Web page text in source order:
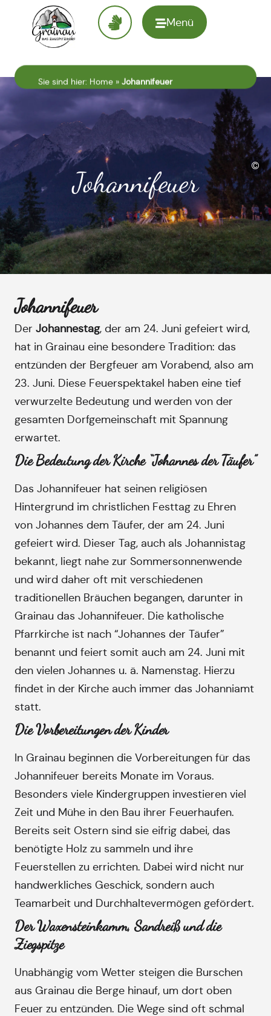
Menü
Zur
Sie sind hier: Home » Johannifeuer
©
Johannifeuer
Johannifeuer
Der Johannestag, der am 24. Juni gefeiert wird,
hat in Grainau eine besondere Tradition: das
entzünden der Bergfeuer am Vorabend, also am
23. Juni. Diese Feuerspektakel haben eine tief
verwurzelte Bedeutung und werden von der
gesamten Dorfgemeinschaft mit Spannung
erwartet.
Die Bedeutung der Kirche “Johannes der Täufer”
Das Johannifeuer hat seinen religiösen
Hintergrund im christlichen Festtag zu Ehren
von Johannes dem Täufer, der am 24. Juni
gefeiert wird. Dieser Tag, auch als Johannistag
bekannt, liegt nahe zur Sommersonnenwende
und wird daher oft mit verschiedenen
traditionellen Bräuchen begangen, darunter in
Grainau das Johannifeuer. Die katholische
Pfarrkirche ist nach “Johannes der Täufer”
benannt und feiert somit auch am 24. Juni mit
den vielen Johannes u. ä. Namenstag. Hierzu
findet in der Kirche auch immer das Johanniamt
statt.
Die Vorbereitungen der Kinder
In Grainau beginnen die Vorbereitungen für das
Johannifeuer bereits Monate im Voraus.
Besonders viele Kindergruppen investieren viel
Zeit und Mühe in den Bau ihrer Feuerhaufen.
Bereits seit Ostern sind sie eifrig dabei, das
benötigte Holz zu sammeln und ihre
Feuerstellen zu errichten. Dabei wird nicht nur
handwerkliches Geschick, sondern auch
Teamarbeit und Durchhaltevermögen gefördert.
Der Waxensteinkamm, Sandreiß und die
Ziegspitze
Unabhängig vom Wetter steigen die Burschen
aus Grainau die Berge hinauf, um dort oben
Feuer zu entzünden. Die Wege sind oft schmal